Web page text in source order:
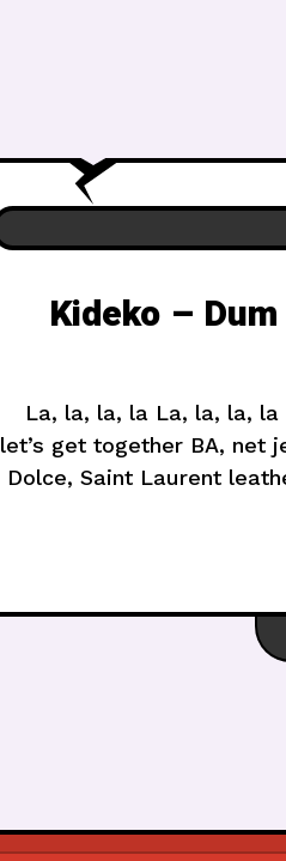
Kideko –
La, la, la, la La, la, la,
let’s get together BA, net
Dolce, Saint Laurent